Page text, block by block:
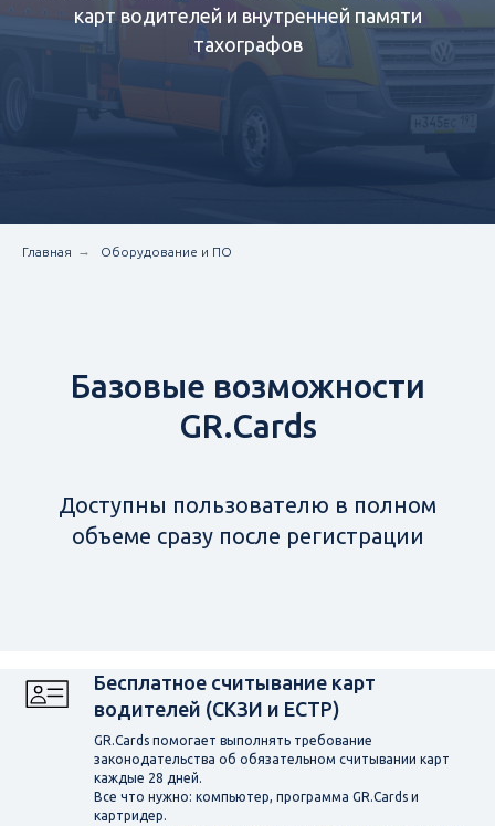
карт водителей и внутренней памяти
тахографов
Главная → Оборудование и ПО
Базовые возможности
GR.Cards
Доступны пользователю в полном
объеме сразу после регистрации
Бесплатное считывание карт
водителей (СКЗИ и ЕСТР)
GR.Cards помогает выполнять требование
законодательства об обязательном считывании карт
каждые 28 дней.
Все что нужно: компьютер, программа GR.Cards и
картридер.